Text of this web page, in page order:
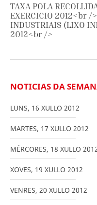
TAXA POLA
EXERCICIO 2012<br /
INDUSTRIAIS (LIXO
2012<br />
NOTICIAS DA
LUNS, 16 XULLO 2012
MARTES, 17 XULLO 2012
MÉRCORES, 18 XULLO
XOVES, 19 XULLO 2012
VENRES, 20 XULLO 2012